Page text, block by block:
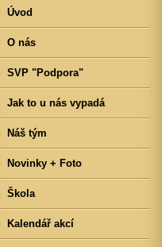
Úvod
O nás
SVP "Podpora"
Jak to u nás vypadá
Náš tým
Novinky + Foto
Škola
Kalendář akcí